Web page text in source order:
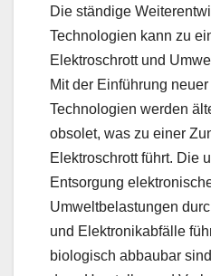
Die ständige
Technologien kann zu
Elektroschrott und
Mit der Einführung
Technologien werden
obsolet, was zu einer
Elektroschrott führt. Die
Entsorgung
Umweltbelastungen
und Elektronikabfälle
biologisch abbaubar